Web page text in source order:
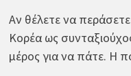
Αν θέλετε να
Κορέα ως
μέρος για να πάτε. Η